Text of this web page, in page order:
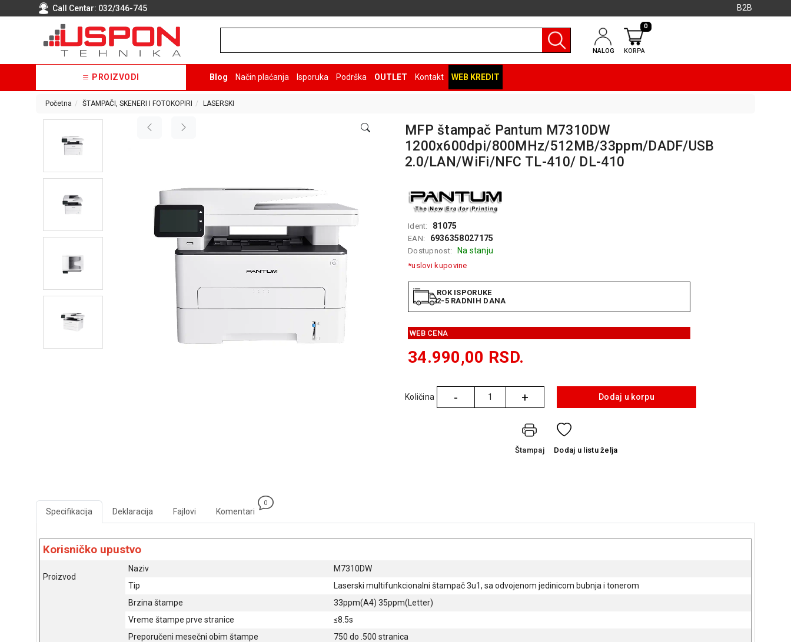
Call Centar: 032/346-745 B2B
NALOG KORPA
0
PROIZVODI Blog Način plaćanja Isporuka Podrška OUTLET Kontakt WEB KREDIT
Početna ŠTAMPAČI, SKENERI I FOTOKOPIRI LASERSKI
MFP štampač Pantum M7310DW
1200x600dpi/800MHz/512MB/33ppm/DADF/USB
2.0/LAN/WiFi/NFC TL-410/ DL-410
Ident: 81075
EAN: 6936358027175
Dostupnost: Na stanju
*uslovi kupovine
ROK ISPORUKE
2-5 RADNIH DANA
WEB CENA
34.990,00 RSD.
Količina - + Dodaj u korpu
Štampaj Dodaj u listu želja
Specifikacija Deklaracija Fajlovi Komentari
0
Korisničko upustvo
Proizvod
Naziv
M7310DW
Tip
Laserski multifunkcionalni štampač 3u1, sa odvojenom jedinicom bubnja i tonerom
Brzina štampe
33ppm(A4) 35ppm(Letter)
Vreme štampe prve stranice
≤8.5s
Preporučeni mesečni obim štampe
750 do .500 stranica